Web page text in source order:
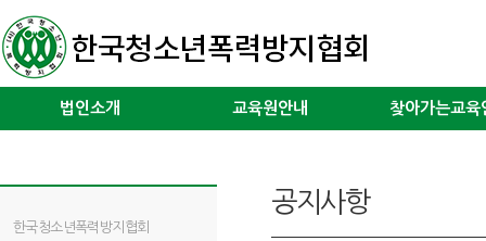
법인소개 교육원안내 찾아가는교육
한국청소년폭력방지협회
공지사항